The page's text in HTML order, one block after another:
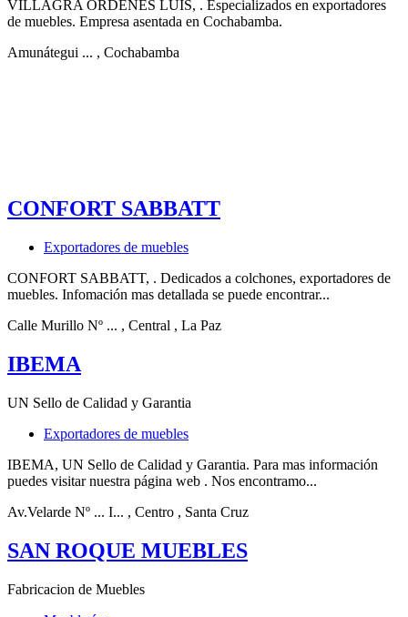
VILLAGRA ORDENES LUIS, . Especializados en exportadores
de muebles. Empresa asentada en Cochabamba.
Amunátegui ... , Cochabamba
CONFORT SABBATT
Exportadores de muebles
CONFORT SABBATT, . Dedicados a colchones, exportadores de
muebles. Infomación mas detallada se puede encontrar...
Calle Murillo Nº ... , Central , La Paz
IBEMA
UN Sello de Calidad y Garantia
Exportadores de muebles
IBEMA, UN Sello de Calidad y Garantia. Para mas información
puedes visitar nuestra página web . Nos encontramo...
Av.Velarde Nº ... I... , Centro , Santa Cruz
SAN ROQUE MUEBLES
Fabricacion de Muebles